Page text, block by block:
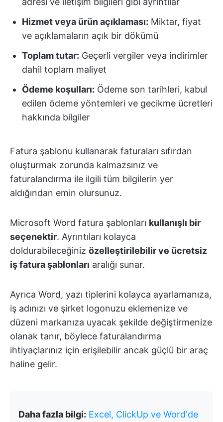
Hizmet veya ürün açıklaması: Miktar, fiyat
ve açıklamaların açık bir dökümü
Toplam tutar: Geçerli vergiler veya indirimler
dahil toplam maliyet
Ödeme koşulları: Ödeme son tarihleri, kabul
edilen ödeme yöntemleri ve gecikme ücretleri
hakkında bilgiler
Fatura şablonu kullanarak faturaları sıfırdan
oluşturmak zorunda kalmazsınız ve
faturalandırma ile ilgili tüm bilgilerin yer
aldığından emin olursunuz.
Microsoft Word fatura şablonları kullanışlı bir
seçenektir. Ayrıntıları kolayca
doldurabileceğiniz özelleştirilebilir ve ücretsiz
iş fatura şablonları aralığı sunar.
Ayrıca Word, yazı tiplerini kolayca ayarlamanıza,
iş adınızı ve şirket logonuzu eklemenize ve
düzeni markanıza uyacak şekilde değiştirmenize
olanak tanır, böylece faturalandırma
ihtiyaçlarınız için erişilebilir ancak güçlü bir araç
haline gelir.
Daha fazla bilgi: Excel, ClickUp ve Word'de